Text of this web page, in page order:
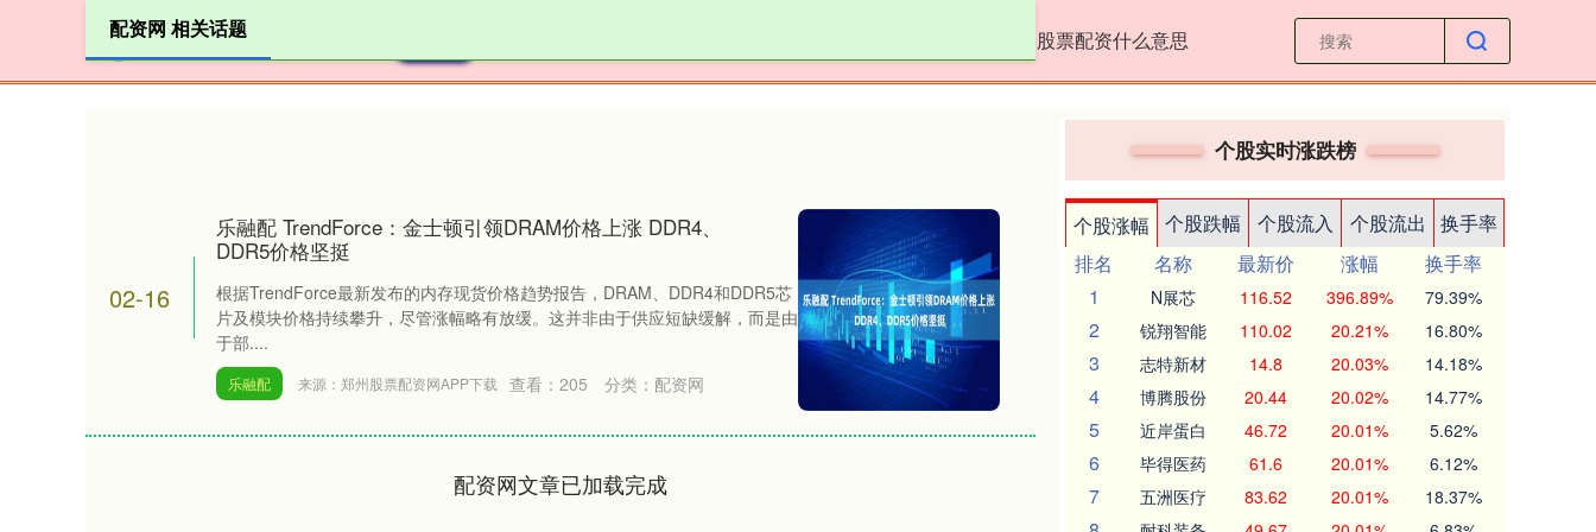
股票配资什么意思
配资网 相关话题
02-16
乐融配 TrendForce：金士顿引领DRAM价格上涨 DDR4、
DDR5价格坚挺
根据TrendForce最新发布的内存现货价格趋势报告，DRAM、DDR4和DDR5芯
片及模块价格持续攀升，尽管涨幅略有放缓。这并非由于供应短缺缓解，而是由
于部....
乐融配 来源：郑州股票配资网APP下载 查看： 205 分类： 配资网
配资网文章已加载完成
个股实时涨跌榜
个股涨幅 个股跌幅 个股流入 个股流出
换手率
排名
名称 最新价 涨幅
换手率
1
N展芯 116.52 396.89% 79.39%
2 锐翔智能 110.02 20.21% 16.80%
3 志特新材 14.8 20.03% 14.18%
4 博腾股份 20.44 20.02% 14.77%
5 近岸蛋白 46.72 20.01% 5.62%
6 毕得医药 61.6 20.01% 6.12%
7 五洲医疗 83.62 20.01% 18.37%